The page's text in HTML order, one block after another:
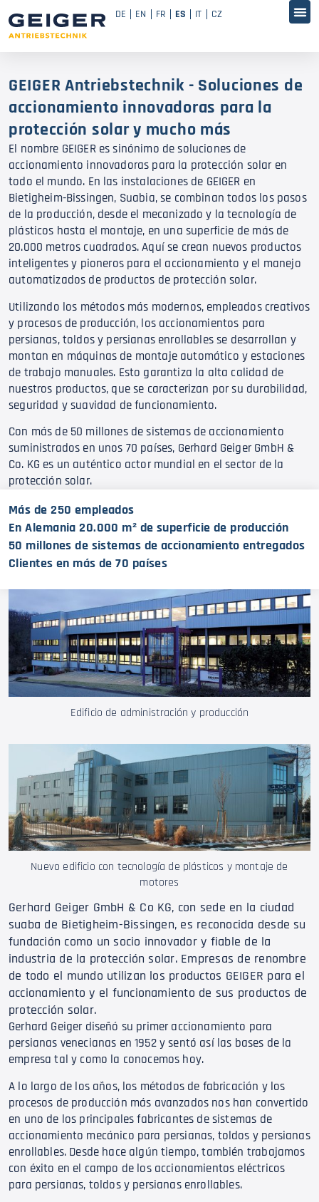
DE EN FR ES IT CZ
GEIGER Antriebstechnik - Soluciones de
accionamiento innovadoras para la
protección solar y mucho más
El nombre GEIGER es sinónimo de soluciones de
accionamiento innovadoras para la protección solar en
todo el mundo. En las instalaciones de GEIGER en
Bietigheim-Bissingen, Suabia, se combinan todos los pasos
de la producción, desde el mecanizado y la tecnología de
plásticos hasta el montaje, en una superficie de más de
20.000 metros cuadrados. Aquí se crean nuevos productos
inteligentes y pioneros para el accionamiento y el manejo
automatizados de productos de protección solar.
Utilizando los métodos más modernos, empleados creativos
y procesos de producción, los accionamientos para
persianas, toldos y persianas enrollables se desarrollan y
montan en máquinas de montaje automático y estaciones
de trabajo manuales. Esto garantiza la alta calidad de
nuestros productos, que se caracterizan por su durabilidad,
seguridad y suavidad de funcionamiento.
Con más de 50 millones de sistemas de accionamiento
suministrados en unos 70 países, Gerhard Geiger GmbH &
Co. KG es un auténtico actor mundial en el sector de la
protección solar.
Más de 250 empleados
En Alemania 20.000 m² de superficie de producción
50 millones de sistemas de accionamiento entregados
Clientes en más de 70 países
Edificio de administración y producción
Nuevo edificio con tecnología de plásticos y montaje de
motores
Gerhard Geiger GmbH & Co KG, con sede en la ciudad
suaba de Bietigheim-Bissingen, es reconocida desde su
fundación como un socio innovador y fiable de la
industria de la protección solar. Empresas de renombre
de todo el mundo utilizan los productos GEIGER para el
accionamiento y el funcionamiento de sus productos de
protección solar.
Gerhard Geiger diseñó su primer accionamiento para
persianas venecianas en 1952 y sentó así las bases de la
empresa tal y como la conocemos hoy.
A lo largo de los años, los métodos de fabricación y los
procesos de producción más avanzados nos han convertido
en uno de los principales fabricantes de sistemas de
accionamiento mecánico para persianas, toldos y persianas
enrollables. Desde hace algún tiempo, también trabajamos
con éxito en el campo de los accionamientos eléctricos
para persianas, toldos y persianas enrollables.